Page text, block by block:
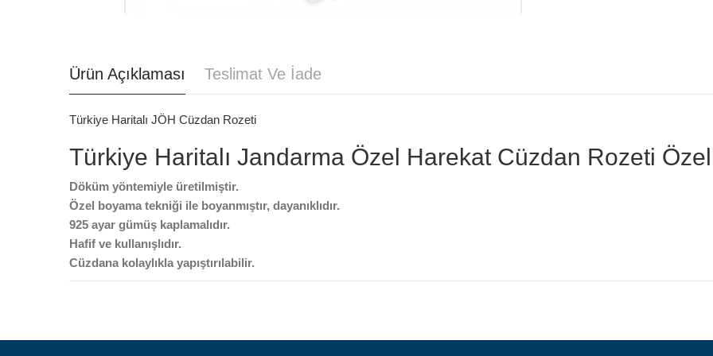
Ürün Açıklaması Teslimat Ve İade
Türkiye Haritalı JÖH Cüzdan Rozeti
Türkiye Haritalı Jandarma Özel Harekat Cüzdan Rozeti
Döküm yöntemiyle üretilmiştir.
Özel boyama tekniği ile boyanmıştır, dayanıklıdır.
925 ayar gümüş kaplamalıdır.
Hafif ve kullanışlıdır.
Cüzdana kolaylıkla yapıştırılabilir.